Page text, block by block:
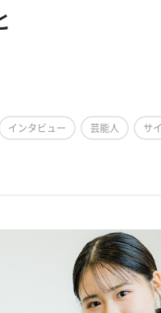
インタビュー 芸能人 サ